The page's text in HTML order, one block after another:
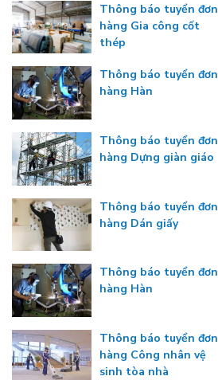
Thông báo tuyển đơn
hàng Gia công cốt
thép
Thông báo tuyển đơn
hàng Hàn
Thông báo tuyển đơn
hàng Dựng giàn giáo
Thông báo tuyển đơn
hàng Dán giấy
Thông báo tuyển đơn
hàng Hàn
Thông báo tuyển đơn
hàng Công nhân vệ
sinh tòa nhà